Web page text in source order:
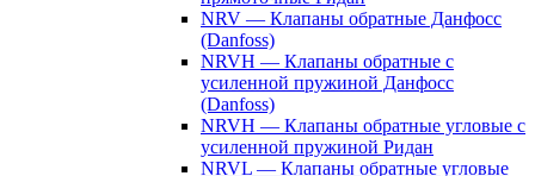
NRV — Клапаны обратные Данфосс
(Danfoss)
NRVH — Клапаны обратные с
усиленной пружиной Данфосс
(Danfoss)
NRVH — Клапаны обратные угловые с
усиленной пружиной Ридан
NRVL — Клапаны обратные угловые